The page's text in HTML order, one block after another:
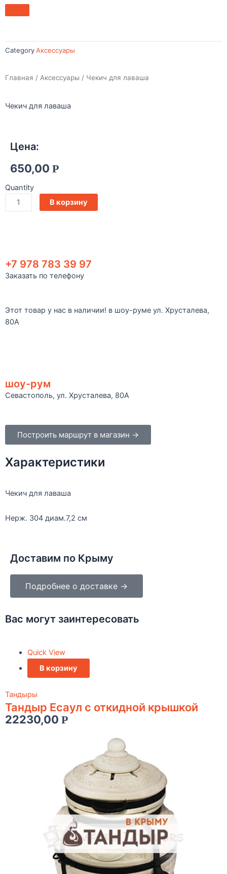
CategoryАксессуары
Главная / Аксессуары / Чекич для лаваша
Чекич для лаваша
Цена:
650,00 Р
Quantity
В корзину
+7 978 783 39 97
Заказать по телефону
Этот товар у нас в наличии! в шоу-руме ул. Хрусталева,
80А
шоу-рум
Севастополь, ул. Хрусталева, 80А
Построить маршрут в магазин →
Характеристики
Чекич для лаваша
Нерж. 304 диам.7,2 см
Доставим по Крыму
Подробнее о доставке →
Вас могут заинтересовать
Quick View
В корзину
Тандыры
Тандыр Есаул c откидной крышкой
22230,00 Р